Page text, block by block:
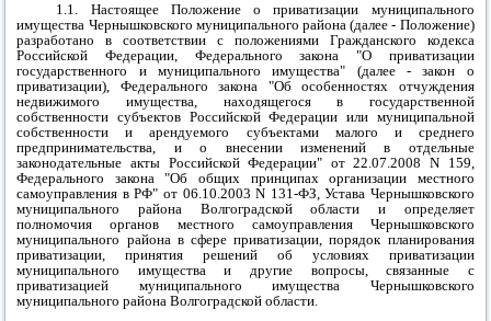
1.1. Настоящее Положение о приватизации муниципального
имущества Чернышковского муниципального района (далее - Положение)
разработано в соответствии с положениями Гражданского кодекса
Российской Федерации, Федерального закона "О приватизации
государственного и муниципального имущества" (далее - закон о
приватизации), Федерального закона "Об особенностях отчуждения
недвижимого имущества, находящегося в государственной
собственности субъектов Российской Федерации или муниципальной
собственности и арендуемого субъектами малого и среднего
предпринимательства, и о внесении изменений в отдельные
законодательные акты Российской Федерации" от 22.07.2008 N 159,
Федерального закона "Об общих принципах организации местного
самоуправления в РФ" от 06.10.2003 N 131-ФЗ, Устава Чернышковского
муниципального района Волгоградской области и определяет
полномочия органов местного самоуправления Чернышковского
муниципального района в сфере приватизации, порядок планирования
приватизации, принятия решений об условиях приватизации
муниципального имущества и другие вопросы, связанные с
приватизацией муниципального имущества Чернышковского
муниципального районаВолгоградской области.